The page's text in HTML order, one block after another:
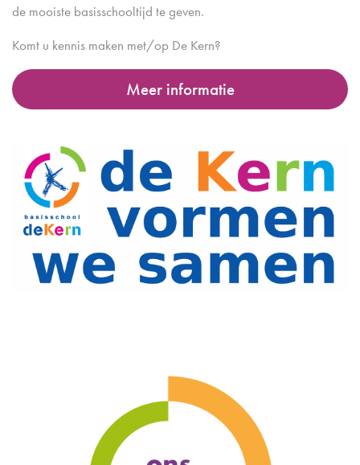
de mooiste basisschooltijd te geven.
Komt u kennis maken met/op De Kern?
Meer informatie